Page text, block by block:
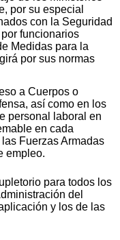
por su especial
con la Seguridad
funcionarios
Medidas para la
por sus normas
a Cuerpos o
así como en los
personal laboral en
en cada
Fuerzas Armadas
empleo.
para todos los
del
y los de las